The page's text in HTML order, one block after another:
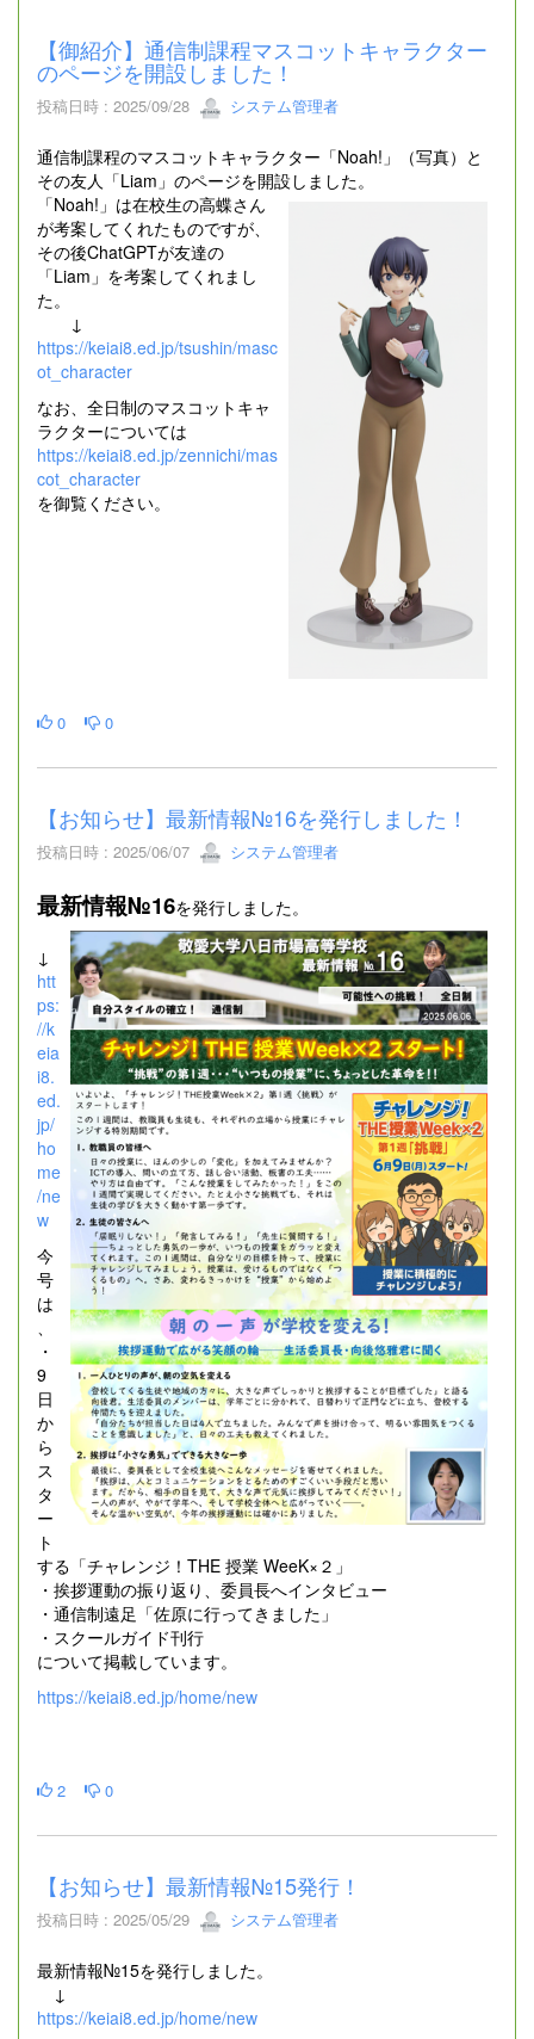
【御紹介】通信制課程マスコットキャラクター
のページを開設しました！
投稿日時 : 2025/09/28 システム管理者
通信制課程のマスコットキャラクター「Noah!」（写真）と
その友人「Liam」のページを開設しました。
「Noah!」は在校生の高蝶さん
が考案してくれたものですが、
その後ChatGPTが友達の
「Liam」を考案してくれまし
た。
↓
https://keiai8.ed.jp/tsushin/masc
ot_character
なお、全日制のマスコットキャ
ラクターについては
https://keiai8.ed.jp/zennichi/mas
cot_character
を御覧ください。
0 0
【お知らせ】最新情報№16を発行しました！
投稿日時 : 2025/06/07 システム管理者
最新情報№16を発行しました。
↓
htt
ps:
//k
eia
i8.
ed.
jp/
ho
me
/ne
w
今
号
は
、
・
9
日
か
ら
ス
タ
ー
ト
する「チャレンジ！THE 授業 WeeK×２」
・挨拶運動の振り返り、委員長へインタビュー
・通信制遠足「佐原に行ってきました」
・スクールガイド刊行
について掲載しています。
https://keiai8.ed.jp/home/new
2 0
【お知らせ】最新情報№15発行！
投稿日時 : 2025/05/29 システム管理者
最新情報№15を発行しました。
↓
https://keiai8.ed.jp/home/new